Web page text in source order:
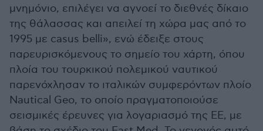
μνημόνιο, επιλέγει να αγνοεί το διεθνές δίκαιο
της θάλασσας και απειλεί τη χώρα μας από το
1995 με casus belli», ενώ έδειξε στους
παρευρισκόμενους το σημείο του χάρτη, όπου
πλοία του τουρκικού πολεμικού ναυτικού
παρενόχλησαν το ιταλικών συμφερόντων πλοίο
Nautical Geo, το οποίο πραγματοποιούσε
σεισμικές έρευνες για λογαριασμό της ΕΕ, με